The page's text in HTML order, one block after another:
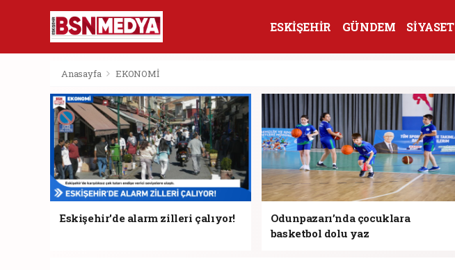
ESKİŞEHİR GÜNDEM SİYASET
Anasayfa EKONOMİ
Eskişehir'de alarm zilleri çalıyor!
Odunpazarı’nda çocuklara
basketbol dolu yaz